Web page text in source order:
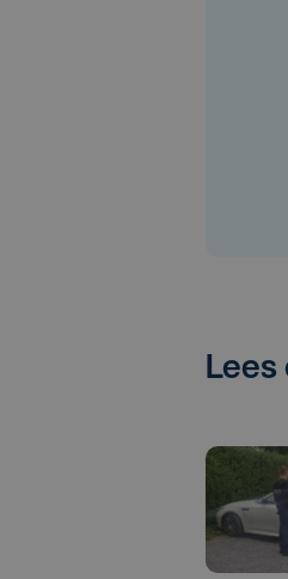
Lees